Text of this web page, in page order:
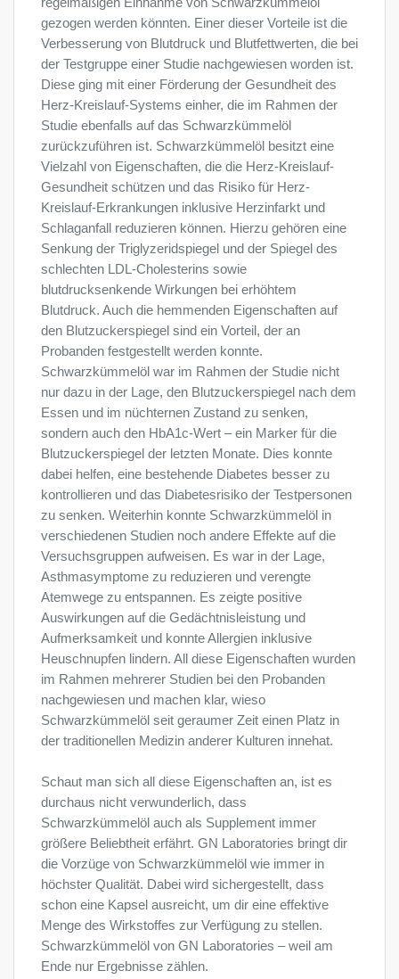
regelmäßigen Einnahme von Schwarzkümmelöl
gezogen werden könnten. Einer dieser Vorteile ist die
Verbesserung von Blutdruck und Blutfettwerten, die bei
der Testgruppe einer Studie nachgewiesen worden ist.
Diese ging mit einer Förderung der Gesundheit des
Herz-Kreislauf-Systems einher, die im Rahmen der
Studie ebenfalls auf das Schwarzkümmelöl
zurückzuführen ist. Schwarzkümmelöl besitzt eine
Vielzahl von Eigenschaften, die die Herz-Kreislauf-
Gesundheit schützen und das Risiko für Herz-
Kreislauf-Erkrankungen inklusive Herzinfarkt und
Schlaganfall reduzieren können. Hierzu gehören eine
Senkung der Triglyzeridspiegel und der Spiegel des
schlechten LDL-Cholesterins sowie
blutdrucksenkende Wirkungen bei erhöhtem
Blutdruck. Auch die hemmenden Eigenschaften auf
den Blutzuckerspiegel sind ein Vorteil, der an
Probanden festgestellt werden konnte.
Schwarzkümmelöl war im Rahmen der Studie nicht
nur dazu in der Lage, den Blutzuckerspiegel nach dem
Essen und im nüchternen Zustand zu senken,
sondern auch den HbA1c-Wert – ein Marker für die
Blutzuckerspiegel der letzten Monate. Dies konnte
dabei helfen, eine bestehende Diabetes besser zu
kontrollieren und das Diabetesrisiko der Testpersonen
zu senken. Weiterhin konnte Schwarzkümmelöl in
verschiedenen Studien noch andere Effekte auf die
Versuchsgruppen aufweisen. Es war in der Lage,
Asthmasymptome zu reduzieren und verengte
Atemwege zu entspannen. Es zeigte positive
Auswirkungen auf die Gedächtnisleistung und
Aufmerksamkeit und konnte Allergien inklusive
Heuschnupfen lindern. All diese Eigenschaften wurden
im Rahmen mehrerer Studien bei den Probanden
nachgewiesen und machen klar, wieso
Schwarzkümmelöl seit geraumer Zeit einen Platz in
der traditionellen Medizin anderer Kulturen innehat.
Schaut man sich all diese Eigenschaften an, ist es
durchaus nicht verwunderlich, dass
Schwarzkümmelöl auch als Supplement immer
größere Beliebtheit erfährt. GN Laboratories bringt dir
die Vorzüge von Schwarzkümmelöl wie immer in
höchster Qualität. Dabei wird sichergestellt, dass
schon eine Kapsel ausreicht, um dir eine effektive
Menge des Wirkstoffes zur Verfügung zu stellen.
Schwarzkümmelöl von GN Laboratories – weil am
Ende nur Ergebnisse zählen.